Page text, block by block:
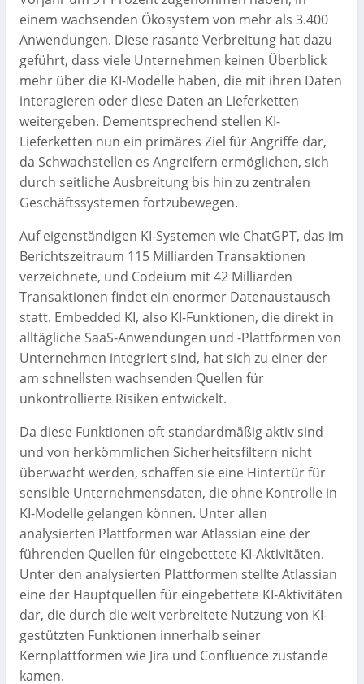
einem wachsenden Ökosystem von mehr als 3.400
Anwendungen. Diese rasante Verbreitung hat dazu
geführt, dass viele Unternehmen keinen Überblick
mehr über die KI-Modelle haben, die mit ihren Daten
interagieren oder diese Daten an Lieferketten
weitergeben. Dementsprechend stellen KI-
Lieferketten nun ein primäres Ziel für Angriffe dar,
da Schwachstellen es Angreifern ermöglichen, sich
durch seitliche Ausbreitung bis hin zu zentralen
Geschäftssystemen fortzubewegen.
Auf eigenständigen KI-Systemen wie ChatGPT, das im
Berichtszeitraum 115 Milliarden Transaktionen
verzeichnete, und Codeium mit 42 Milliarden
Transaktionen findet ein enormer Datenaustausch
statt. Embedded KI, also KI-Funktionen, die direkt in
alltägliche SaaS-Anwendungen und -Plattformen von
Unternehmen integriert sind, hat sich zu einer der
am schnellsten wachsenden Quellen für
unkontrollierte Risiken entwickelt.
Da diese Funktionen oft standardmäßig aktiv sind
und von herkömmlichen Sicherheitsfiltern nicht
überwacht werden, schaffen sie eine Hintertür für
sensible Unternehmensdaten, die ohne Kontrolle in
KI-Modelle gelangen können. Unter allen
analysierten Plattformen war Atlassian eine der
führenden Quellen für eingebettete KI-Aktivitäten.
Unter den analysierten Plattformen stellte Atlassian
eine der Hauptquellen für eingebettete KI-Aktivitäten
dar, die durch die weit verbreitete Nutzung von KI-
gestützten Funktionen innerhalb seiner
Kernplattformen wie Jira und Confluence zustande
kamen.